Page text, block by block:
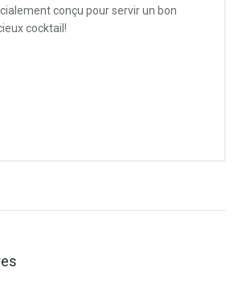
conçu pour servir un bon
cocktail!